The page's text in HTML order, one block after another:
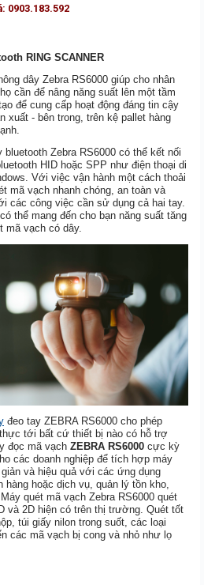
0903.183.592
RING SCANNER
dây Zebra RS6000 giúp cho nhân
cần để nâng năng suất lên một tầm
để cung cấp hoạt động đáng tin cậy
xuất - bên trong, trên kệ pallet hàng
bluetooth Zebra RS6000 có thể kết nối
HID hoặc SPP như điện thoại di
Với việc vận hành một cách thoải
mã vạch nhanh chóng, an toàn và
các công việc cần sử dụng cả hai tay.
thể mang đến cho bạn năng suất tăng
mã vạch có dây.
đeo tay ZEBRA RS6000 cho phép
tới bất cứ thiết bị nào có hỗ trợ
đọc mã vạch ZEBRA RS6000 cực kỳ
các doanh nghiệp để tích hợp máy
và hiệu quả với các ứng dụng
hoặc dịch vụ, quản lý tồn kho,
quét mã vạch Zebra RS6000 quét
và 2D hiện có trên thị trường. Quét tốt
túi giấy nilon trong suốt, các loại
các mã vạch bị cong và nhỏ như lọ